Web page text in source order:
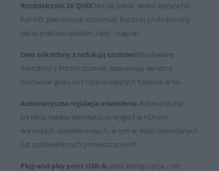
Rozdzielczość 2K QHDOferuje jakość wideo wyższą niż
Full HD, gwarantując ostrzejszy, bardziej profesjonalny
obraz podczas spotkań, zajęć i nagrań.
Dwa mikrofony z redukcją szumówWbudowane
mikrofony z filtrem szumów zapewniają wyraźne
brzmienie głosu bez rozpraszających hałasów w tle.
Automatyczna regulacja oświetlenia Automatyczna
korekcja światła optymalizuje wygląd w różnych
warunkach oświetleniowych, w tym w słabo oświetlonych
lub podświetlonych pomieszczeniach.
Plug-and-play przez USB-AŁatwa konfiguracja - nie